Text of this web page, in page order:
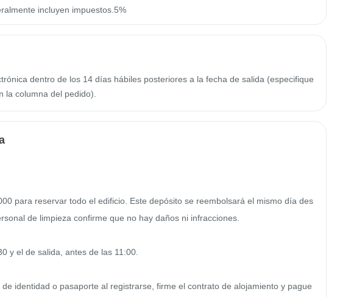
incluyen impuestos.5%
dentro de los 14 días hábiles posteriores a la fecha de salida (especifique
la columna del pedido).
para reservar todo el edificio. Este depósito se reembolsará el mismo día des
de limpieza confirme que no hay daños ni infracciones.
y el de salida, antes de las 11:00.
identidad o pasaporte al registrarse, firme el contrato de alojamiento y pague